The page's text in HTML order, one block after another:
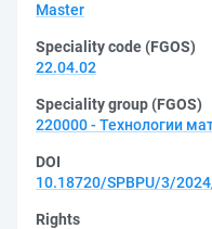
Master
Speciality code (FGOS)
22.04.02
Speciality group (FGOS)
220000 - Технологии
DOI
10.18720/SPBPU/3/
Rights